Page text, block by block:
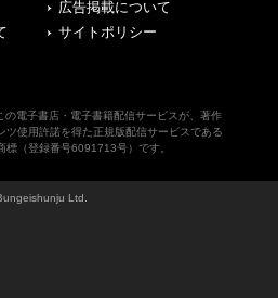
広告掲載について
サイトポリシー
の電子書店・電子書籍配信サービスが、著作
ツ使用許諾を得た正規版配信サービスである
標（登録番号6091713号）です。
Ltd.